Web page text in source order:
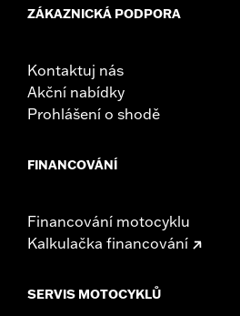
ZÁKAZNICKÁ PODPORA
Kontaktuj nás
Akční nabídky
Prohlášení o shodě
FINANCOVÁNÍ
Financování motocyklu
Kalkulačka financování
SERVIS MOTOCYKLŮ